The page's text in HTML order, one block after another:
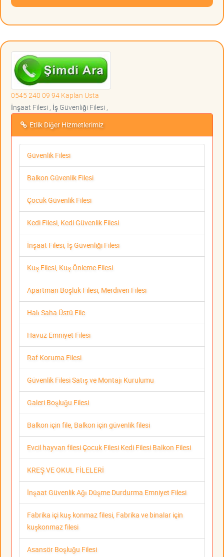
0545 240 09 94 Kaplan Usta
İnşaat Filesi , İş Güvenliği Filesi ,
Etlik Diğer Hizmetlerimiz
Güvenlik Filesi
Balkon Güvenlik Filesi
Çocuk Güvenlik Filesi
Kedi Filesi, Kedi Güvenlik Filesi
İnşaat Filesi, İş Güvenliği Filesi
Kuş Filesi, Kuş Önleme Filesi
Apartman Boşluk Filesi, Merdiven Filesi
Halı Saha Üstü File
Havuz Emniyet Filesi
Raf Koruma Filesi
Güvenlik Filesi Satış ve Montajı Kurulumu
Galeri Boşluğu Filesi
Balkon için file, Balkon için güvenlik filesi
Evcil hayvan filesi Çocuk Filesi Kedi Filesi Balkon Filesi
KREŞ VE OKUL FİLELERİ
İnşaat Güvenlik Ağı Düşme Durdurma Emniyet Filesi
Fabrika içi kuş konmaz filesi, Fabrika ve binalar için
kuşkonmaz filesi
Asansör Boşluğu Filesi